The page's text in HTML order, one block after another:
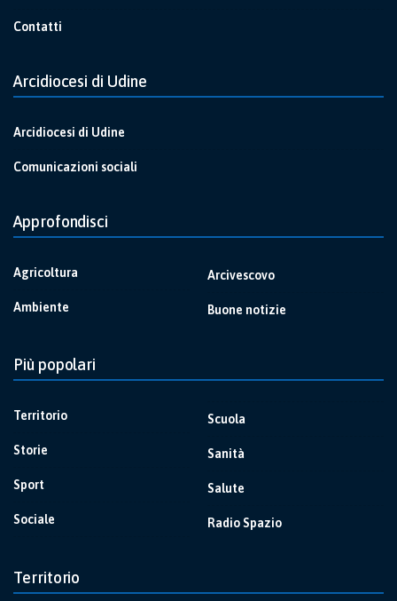
Contatti
Arcidiocesi di Udine
Arcidiocesi di Udine
Comunicazioni sociali
Approfondisci
Agricoltura
Ambiente
Arcivescovo
Buone notizie
Più popolari
Territorio
Storie
Sport
Sociale
Scuola
Sanità
Salute
Radio Spazio
Territorio